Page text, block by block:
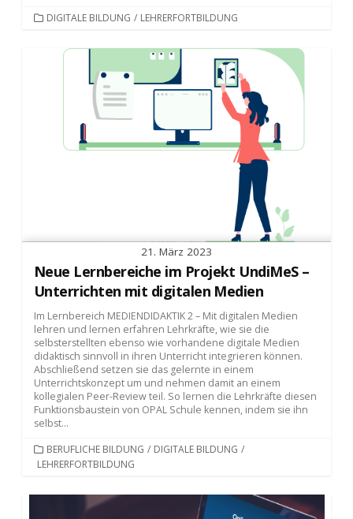
KATEGORIEN
DIGITALE BILDUNG / LEHRERFORTBILDUNG
21. März 2023
Neue Lernbereiche im Projekt UndiMeS –
Unterrichten mit digitalen Medien
Im Lernbereich MEDIENDIDAKTIK 2 – Mit digitalen Medien
lehren und lernen erfahren Lehrkräfte, wie sie die
selbsterstellten ebenso wie vorhandene digitale Medien
didaktisch sinnvoll in ihren Unterricht integrieren können.
Abschließend setzen sie das gelernte in einem
Unterrichtskonzept um und nehmen damit an einem
kollegialen Peer-Review teil. So lernen die Lehrkräfte diesen
Funktionsbaustein von OPAL Schule kennen, indem sie ihn
selbst...
KATEGORIEN
BERUFLICHE BILDUNG / DIGITALE BILDUNG /
LEHRERFORTBILDUNG